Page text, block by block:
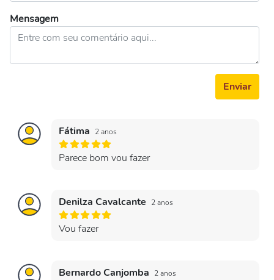
Mensagem
Enviar
Fátima 2 anos
Parece bom vou fazer
Denilza Cavalcante 2 anos
Vou fazer
Bernardo Canjomba 2 anos